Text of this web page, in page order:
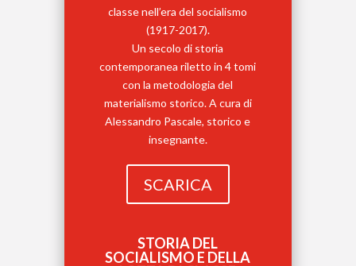
classe nell’era del socialismo
(1917-2017).
Un secolo di storia
contemporanea riletto in 4 tomi
con la metodologia del
materialismo storico. A cura di
Alessandro Pascale, storico e
insegnante.
SCARICA
STORIA DEL
SOCIALISMO E DELLA